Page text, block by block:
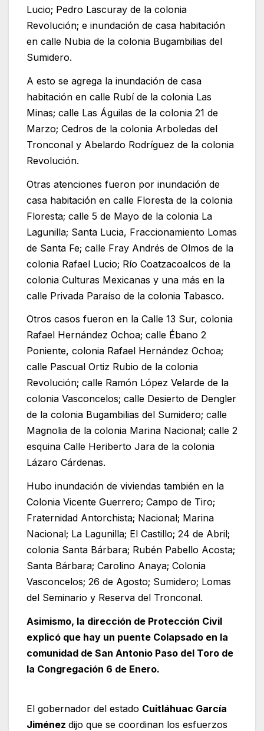
Lucio; Pedro Lascuray de la colonia
Revolución; e inundación de casa habitación
en calle Nubia de la colonia Bugambilias del
Sumidero.
A esto se agrega la inundación de casa
habitación en calle Rubí de la colonia Las
Minas; calle Las Águilas de la colonia 21 de
Marzo; Cedros de la colonia Arboledas del
Tronconal y Abelardo Rodríguez de la colonia
Revolución.
Otras atenciones fueron por inundación de
casa habitación en calle Floresta de la colonia
Floresta; calle 5 de Mayo de la colonia La
Lagunilla; Santa Lucia, Fraccionamiento Lomas
de Santa Fe; calle Fray Andrés de Olmos de la
colonia Rafael Lucio; Río Coatzacoalcos de la
colonia Culturas Mexicanas y una más en la
calle Privada Paraíso de la colonia Tabasco.
Otros casos fueron en la Calle 13 Sur, colonia
Rafael Hernández Ochoa; calle Ébano 2
Poniente, colonia Rafael Hernández Ochoa;
calle Pascual Ortiz Rubio de la colonia
Revolución; calle Ramón López Velarde de la
colonia Vasconcelos; calle Desierto de Dengler
de la colonia Bugambilias del Sumidero; calle
Magnolia de la colonia Marina Nacional; calle 2
esquina Calle Heriberto Jara de la colonia
Lázaro Cárdenas.
Hubo inundación de viviendas también en la
Colonia Vicente Guerrero; Campo de Tiro;
Fraternidad Antorchista; Nacional; Marina
Nacional; La Lagunilla; El Castillo; 24 de Abril;
colonia Santa Bárbara; Rubén Pabello Acosta;
Santa Bárbara; Carolino Anaya; Colonia
Vasconcelos; 26 de Agosto; Sumidero; Lomas
del Seminario y Reserva del Tronconal.
Asimismo, la dirección de Protección Civil
explicó que hay un puente Colapsado en la
comunidad de San Antonio Paso del Toro de
la Congregación 6 de Enero.
El gobernador del estado Cuitláhuac García
Jiménez dijo que se coordinan los esfuerzos